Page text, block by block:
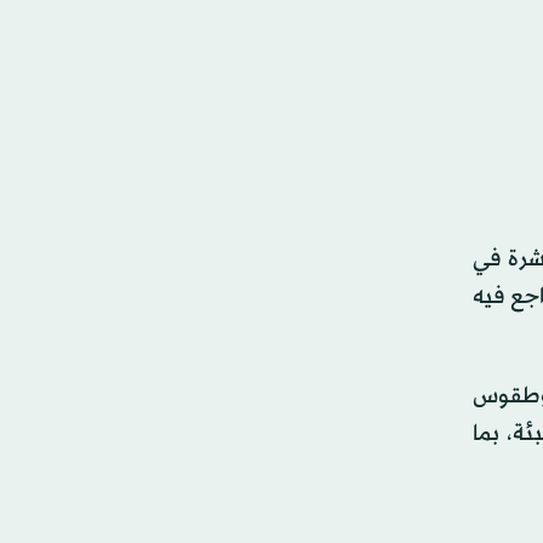
في
فيه
وطقوس
بما